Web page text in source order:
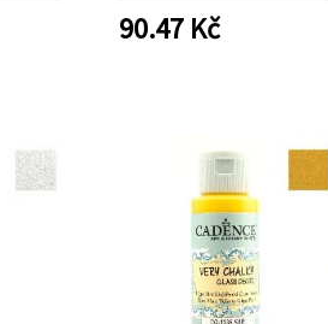
bytové dekorace
90.47 Kč